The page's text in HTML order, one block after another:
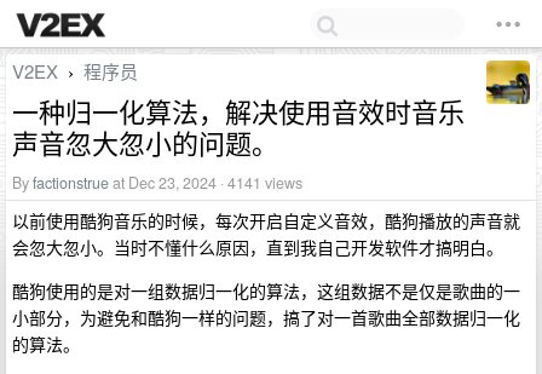
V2EX › 程序员
一种归一化算法，解决使用音效时音乐
声音忽大忽小的问题。
Byfactionstrueat Dec 23, 2024 · 4141 views
以前使用酷狗音乐的时候，每次开启自定义音效，酷狗播放的声音就
会忽大忽小。当时不懂什么原因，直到我自己开发软件才搞明白。
酷狗使用的是对一组数据归一化的算法，这组数据不是仅是歌曲的一
小部分，为避免和酷狗一样的问题，搞了对一首歌曲全部数据归一化
的算法。